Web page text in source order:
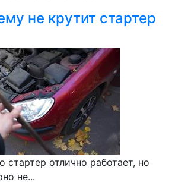
не крутит стартер
стартер отлично работает, но
не...